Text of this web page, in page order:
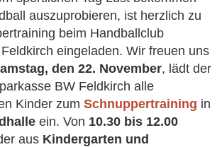
auszuprobieren, ist herzlich zu
beim Handballclub
eingeladen. Wir freuen uns
den 22. November, lädt der
BW Feldkirch alle
Kinder zum Schnuppertraining in
ein. Von 10.30 bis 12.00
aus Kindergarten und